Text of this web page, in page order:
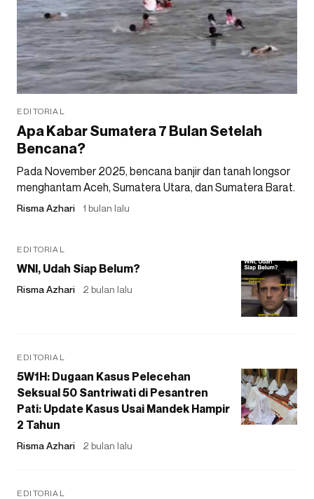
EDITORIAL
Apa Kabar Sumatera 7 Bulan Setelah
Bencana?
Pada November 2025, bencana banjir dan tanah longsor
menghantam Aceh, Sumatera Utara, dan Sumatera Barat.
Risma Azhari 1 bulan lalu
EDITORIAL
WNI, Udah Siap Belum?
Risma Azhari 2 bulan lalu
EDITORIAL
5W1H: Dugaan Kasus Pelecehan
Seksual 50 Santriwati di Pesantren
Pati: Update Kasus Usai Mandek Hampir
2 Tahun
Risma Azhari 2 bulan lalu
EDITORIAL